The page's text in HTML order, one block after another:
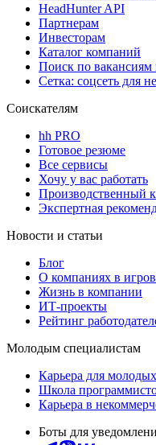
HeadHunter API
Партнерам
Инвесторам
Каталог компаний
Поиск по вакансиям
Сетка: соцсеть для
Соискателям
hh PRO
Готовое резюме
Все сервисы
Хочу у вас работать
Производственный
Экспертная
Новости и статьи
Блог
О компаниях в
Жизнь в компании
ИТ-проекты
Рейтинг
Молодым специалистам
Карьера для
Школа
Карьера в
Боты для